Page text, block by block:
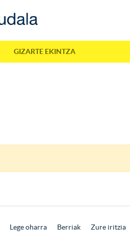
GIZARTE EKINTZA
Lege oharra Berriak Zure iritzia